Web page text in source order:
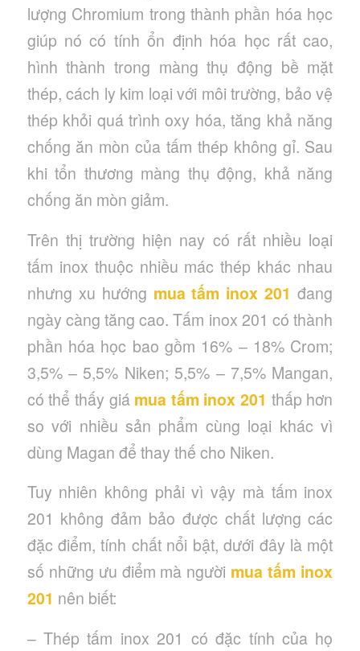
lượng Chromium trong thành phần hóa học
giúp nó có tính ổn định hóa học rất cao,
hình thành trong màng thụ động bề mặt
thép, cách ly kim loại với môi trường, bảo vệ
thép khỏi quá trình oxy hóa, tăng khả năng
chống ăn mòn của tấm thép không gỉ. Sau
khi tổn thương màng thụ động, khả năng
chống ăn mòn giảm.
Trên thị trường hiện nay có rất nhiều loại
tấm inox thuộc nhiều mác thép khác nhau
nhưng xu hướng mua tấm inox 201 đang
ngày càng tăng cao. Tấm inox 201 có thành
phần hóa học bao gồm 16% – 18% Crom;
3,5% – 5,5% Niken; 5,5% – 7,5% Mangan,
có thể thấy giá mua tấm inox 201 thấp hơn
so với nhiều sản phẩm cùng loại khác vì
dùng Magan để thay thế cho Niken.
Tuy nhiên không phải vì vậy mà tấm inox
201 không đảm bảo được chất lượng các
đặc điểm, tính chất nổi bật, dưới đây là một
số những ưu điểm mà người mua tấm inox
201 nên biết:
– Thép tấm inox 201 có đặc tính của họ